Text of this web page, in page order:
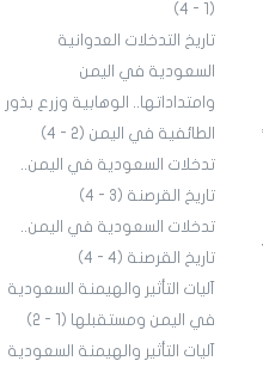
(1 - 4)
تاريخ التدخلات العدوانية
السعودية في اليمن
وامتداداتها.. الوهابية وزرع بذور
الطائفية في اليمن (2 - 4)
تدخلات السعودية في اليمن..
تاريخ القرصنة (3 - 4)
تدخلات السعودية في اليمن..
تاريخ القرصنة (4 - 4)
آليات التأثير والهيمنة السعودية
في اليمن ومستقبلها (1 - 2)
آليات التأثير والهيمنة السعودية